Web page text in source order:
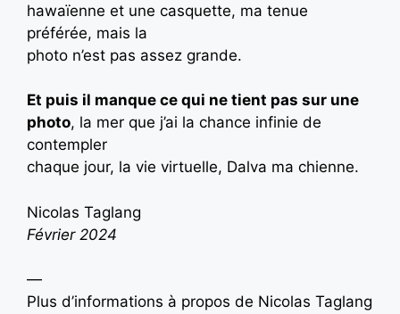
hawaïenne et une casquette, ma tenue
préférée, mais la
photo n’est pas assez grande.
Et puis il manque ce qui ne tient pas sur une
photo, la mer que j’ai la chance infinie de
contempler
chaque jour, la vie virtuelle, Dalva ma chienne.
Nicolas Taglang
Février 2024
—
Plus d’informations à propos de Nicolas Taglang